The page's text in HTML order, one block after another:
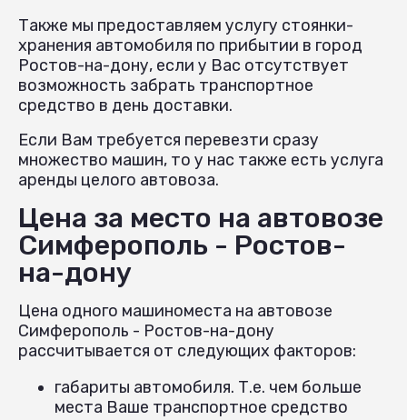
Также мы предоставляем услугу стоянки-
хранения автомобиля по прибытии в город
Ростов-на-дону, если у Вас отсутствует
возможность забрать транспортное
средство в день доставки.
Если Вам требуется перевезти сразу
множество машин, то у нас также есть услуга
аренды целого автовоза.
Цена за место на автовозе
Симферополь - Ростов-
на-дону
Цена одного машиноместа на автовозе
Симферополь - Ростов-на-дону
рассчитывается от следующих факторов:
габариты автомобиля. Т.е. чем больше
места Ваше транспортное средство